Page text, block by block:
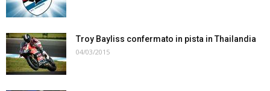
Troy Bayliss confermato in pista in Thailandia
04/03/2015